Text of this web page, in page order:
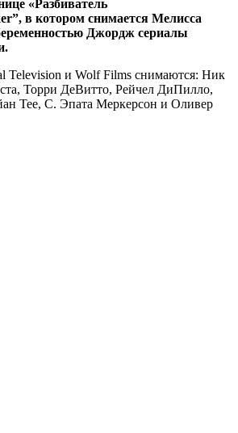
«Разбиватель
в котором снимается Мелисса
Джордж сериалы
Television и Wolf Films снимаются: Ник
Торри ДеВитто, Рейчел ДиПилло,
Тее, С. Эпата Меркерсон и Оливер